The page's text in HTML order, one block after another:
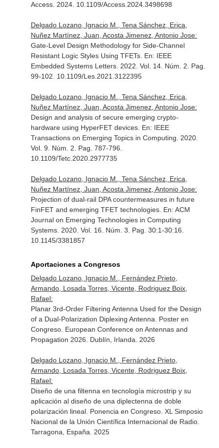
Access. 2024. 10.1109/Access.2024.3498698
Delgado Lozano, Ignacio M., Tena Sánchez, Erica,
Nuñez Martínez, Juan, Acosta Jimenez, Antonio Jose:
Gate-Level Design Methodology for Side-Channel
Resistant Logic Styles Using TFETs. En: IEEE
Embedded Systems Letters. 2022. Vol. 14. Núm. 2. Pag.
99-102. 10.1109/Les.2021.3122395
Delgado Lozano, Ignacio M., Tena Sánchez, Erica,
Nuñez Martínez, Juan, Acosta Jimenez, Antonio Jose:
Design and analysis of secure emerging crypto-
hardware using HyperFET devices. En: IEEE
Transactions on Emerging Topics in Computing . 2020.
Vol. 9. Núm. 2. Pag. 787-796.
10.1109/Tetc.2020.2977735
Delgado Lozano, Ignacio M., Tena Sánchez, Erica,
Nuñez Martínez, Juan, Acosta Jimenez, Antonio Jose:
Projection of dual-rail DPA countermeasures in future
FinFET and emerging TFET technologies. En: ACM
Journal on Emerging Technologies in Computing
Systems. 2020. Vol. 16. Núm. 3. Pag. 30:1-30:16.
10.1145/3381857
Aportaciones a Congresos
Delgado Lozano, Ignacio M., Fernández Prieto,
Armando, Losada Torres, Vicente, Rodriguez Boix,
Rafael:
Planar 3rd-Order Filtering Antenna Used for the Design
of a Dual-Polarization Diplexing Antenna. Poster en
Congreso. European Conference on Antennas and
Propagation 2026. Dublín, Irlanda. 2026
Delgado Lozano, Ignacio M., Fernández Prieto,
Armando, Losada Torres, Vicente, Rodriguez Boix,
Rafael:
Diseño de una filtenna en tecnología microstrip y su
aplicación al diseño de una diplectenna de doble
polarización lineal. Ponencia en Congreso. XL Simposio
Nacional de la Unión Científica Internacional de Radio.
Tarragona, España. 2025